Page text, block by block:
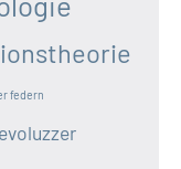
federn